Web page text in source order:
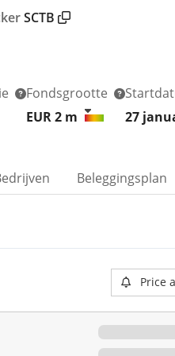
SCTB
Fondsgrootte
EUR 2 m
27
Beleggingsplan
Price